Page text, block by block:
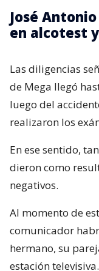
José
en alcotest
Las diligencias
de Mega llegó
luego del
realizaron los
En ese sentido,
dieron como
negativos.
Al momento de
comunicador
hermano, su
estación